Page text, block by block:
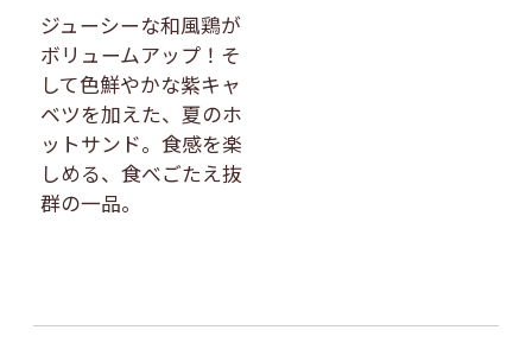
ジューシーな和風鶏が
ボリュームアップ！そ
して色鮮やかな紫キャ
ベツを加えた、夏のホ
ットサンド。食感を楽
しめる、食べごたえ抜
群の一品。